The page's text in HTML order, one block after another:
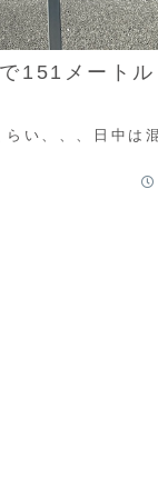
151メート
い、、、日中は